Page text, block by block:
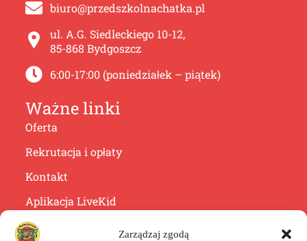
Zarządzaj zgodą
biuro@przedszkolnachatka.pl
ul. A.G. Siedleckiego 10-12,
85-868 Bydgoszcz
6:00-17:00 (poniedziałek – piątek)
Ważne linki
Oferta
Rekrutacja i opłaty
Kontakt
Aplikacja LiveKid
Jak nas znaleźć?